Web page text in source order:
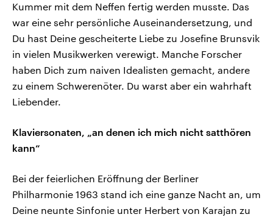
Kummer mit dem Neffen fertig werden musste. Das
war eine sehr persönliche Auseinandersetzung, und
Du hast Deine gescheiterte Liebe zu Josefine Brunsvik
in vielen Musikwerken verewigt. Manche Forscher
haben Dich zum naiven Idealisten gemacht, andere
zu einem Schwerenöter. Du warst aber ein wahrhaft
Liebender.
Klaviersonaten, „an denen ich mich nicht satthören
kann“
Bei der feierlichen Eröffnung der Berliner
Philharmonie 1963 stand ich eine ganze Nacht an, um
Deine neunte Sinfonie unter Herbert von Karajan zu